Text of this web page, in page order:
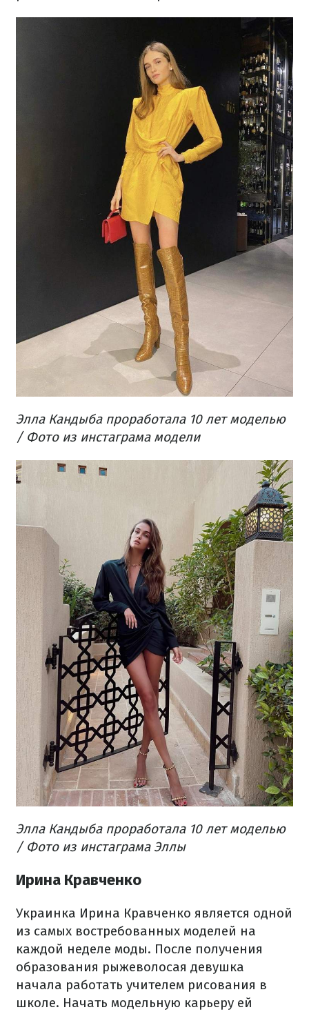
Элла Кандыба проработала 10 лет моделью
/ Фото из инстаграма модели
Элла Кандыба проработала 10 лет моделью
/ Фото из инстаграма Эллы
Ирина Кравченко
Украинка Ирина Кравченко является одной
из самых востребованных моделей на
каждой неделе моды. После получения
образования рыжеволосая девушка
начала работать учителем рисования в
школе. Начать модельную карьеру ей